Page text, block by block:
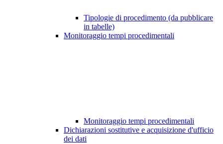
Tipologie di procedimento (da pubblicare
in tabelle)
Monitoraggio tempi procedimentali
Monitoraggio tempi procedimentali
Dichiarazioni sostitutive e acquisizione d'ufficio
dei dati